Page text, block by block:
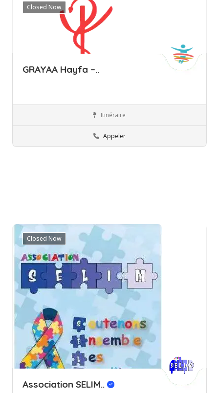
Closed Now
GRAYAA Hayfa –..
Itinéraire
Appeler
Closed Now
Association SELIM..